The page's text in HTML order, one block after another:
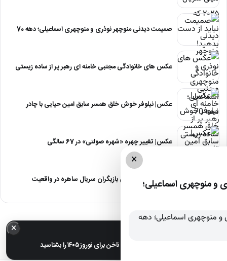
صمیمت دیدنی منوچهر نوذری و منوچهری اسماعیلی؛ دهه 70
عکس های خانوادگی مجتبی خامنه ای رهبر پر از ساده زیستی
عکس| نیلوفر خوش خلق همسر سابق امین حیایی با چادر
عکس| تغییر چهره «شهره صولتی» در 67 سالگی
عکس| آلبوم عروسی بازیگران سریال ساهره در واقعیت
×
منوچهری اسماعیلی؛
×
عکس| ترندترین طرح‌های ناخن برای نوروز ۱۴۰۵ را بشناسید